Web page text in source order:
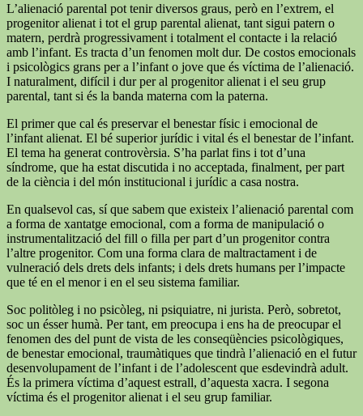
L’alienació parental pot tenir diversos graus, però en l’extrem, el
progenitor alienat i tot el grup parental alienat, tant sigui patern o
matern, perdrà progressivament i totalment el contacte i la relació
amb l’infant. Es tracta d’un fenomen molt dur. De costos emocionals
i psicològics grans per a l’infant o jove que és víctima de l’alienació.
I naturalment, difícil i dur per al progenitor alienat i el seu grup
parental, tant si és la banda materna com la paterna.
El primer que cal és preservar el benestar físic i emocional de
l’infant alienat. El bé superior jurídic i vital és el benestar de l’infant.
El tema ha generat controvèrsia. S’ha parlat fins i tot d’una
síndrome, que ha estat discutida i no acceptada, finalment, per part
de la ciència i del món institucional i jurídic a casa nostra.
En qualsevol cas, sí que sabem que existeix l’alienació parental com
a forma de xantatge emocional, com a forma de manipulació o
instrumentalització del fill o filla per part d’un progenitor contra
l’altre progenitor. Com una forma clara de maltractament i de
vulneració dels drets dels infants; i dels drets humans per l’impacte
que té en el menor i en el seu sistema familiar.
Soc politòleg i no psicòleg, ni psiquiatre, ni jurista. Però, sobretot,
soc un ésser humà. Per tant, em preocupa i ens ha de preocupar el
fenomen des del punt de vista de les conseqüències psicològiques,
de benestar emocional, traumàtiques que tindrà l’alienació en el futur
desenvolupament de l’infant i de l’adolescent que esdevindrà adult.
És la primera víctima d’aquest estrall, d’aquesta xacra. I segona
víctima és el progenitor alienat i el seu grup familiar.